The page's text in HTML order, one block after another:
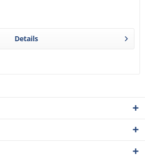
Details